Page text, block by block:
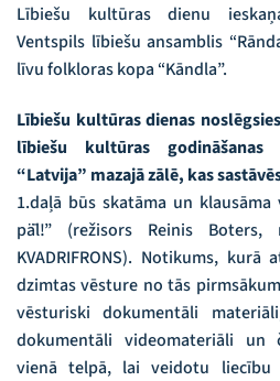
Lībiešu kultūras dienu
Ventspils lībiešu ansamblis
līvu folkloras kopa “Kāndla”.
Lībiešu kultūras dienas
lībiešu kultūras godināšanas
“Latvija” mazajā zālē, kas
1.daļā būs skatāma un klausāma
pǟl!” (režisors Reinis
KVADRIFRONS). Notikums,
dzimtas vēsture no tās
vēsturiski dokumentāli
dokumentāli videomateriāli un
vienā telpā, lai veidotu liecību